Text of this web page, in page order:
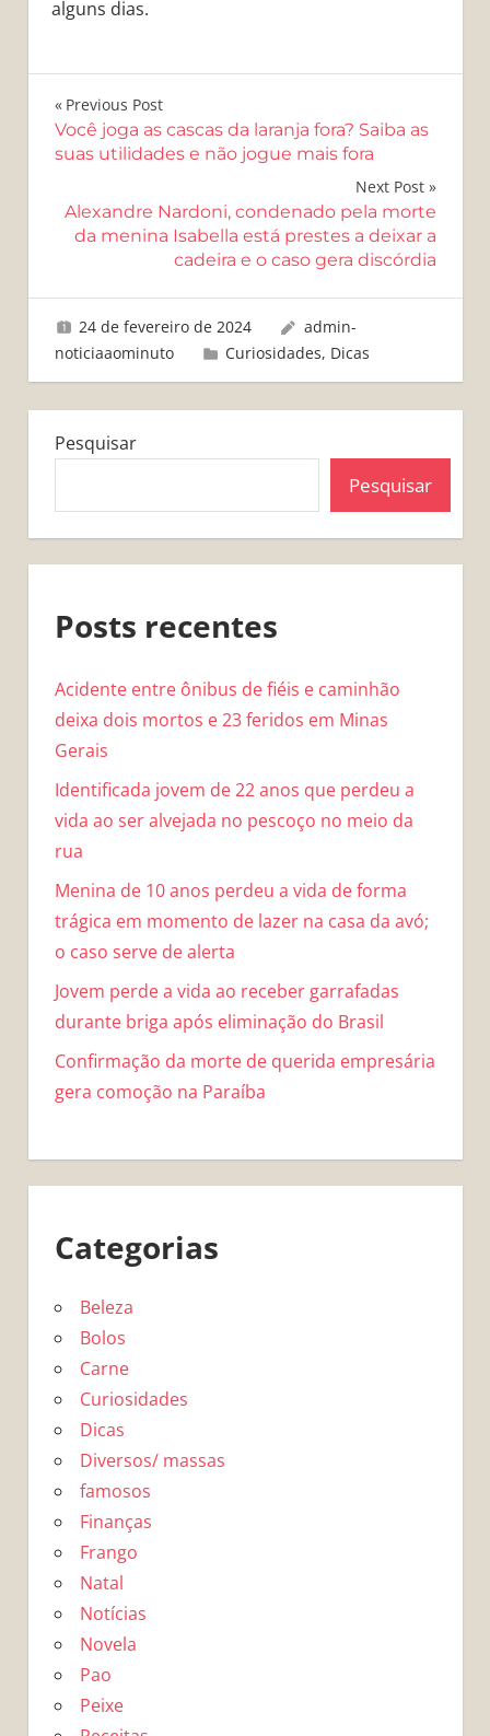
alguns dias.
Navegação
de
Post
Previous Post
Você joga as cascas da laranja fora? Saiba as
suas utilidades e não jogue mais fora
Next Post
Alexandre Nardoni, condenado pela morte
da menina Isabella está prestes a deixar a
cadeira e o caso gera discórdia
24 de fevereiro de 2024
admin-
noticiaaominuto
Curiosidades, Dicas
Pesquisar
Pesquisar
Posts recentes
Acidente entre ônibus de fiéis e caminhão
deixa dois mortos e 23 feridos em Minas
Gerais
Identificada jovem de 22 anos que perdeu a
vida ao ser alvejada no pescoço no meio da
rua
Menina de 10 anos perdeu a vida de forma
trágica em momento de lazer na casa da avó;
o caso serve de alerta
Jovem perde a vida ao receber garrafadas
durante briga após eliminação do Brasil
Confirmação da morte de querida empresária
gera comoção na Paraíba
Categorias
Beleza
Bolos
Carne
Curiosidades
Dicas
Diversos/ massas
famosos
Finanças
Frango
Natal
Notícias
Novela
Pao
Peixe